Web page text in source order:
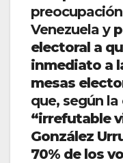
Venezuela y
electoral a
inmediato a
mesas
que, según
“irrefutable
González
70% de los